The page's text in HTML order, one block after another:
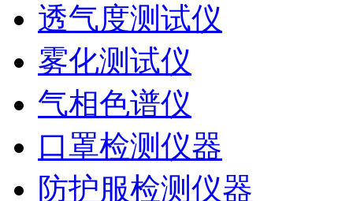
透气度测试仪
雾化测试仪
气相色谱仪
口罩检测仪器
防护服检测仪器